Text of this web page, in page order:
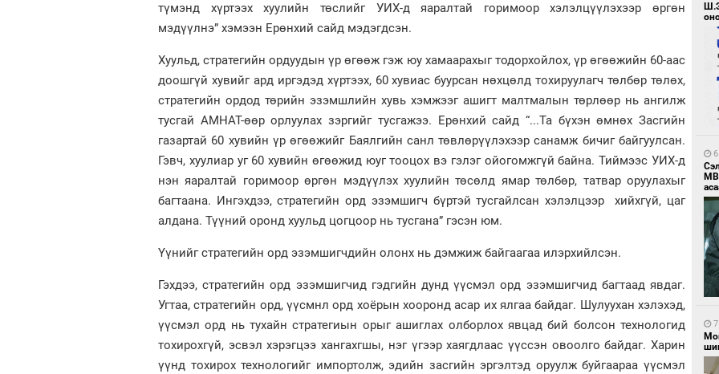
түмэнд хүртээх хуулийн төслийг УИХ-д яаралтай горимоор хэлэлцүүлэхээр өргөн
мэдүүлнэ” хэмээн Ерөнхий сайд мэдэгдсэн.
Хуульд, стратегийн ордуудын үр өгөөж гэж юу хамаарахыг тодорхойлох, үр өгөөжийн 60-аас
доошгүй хувийг ард иргэдэд хүртээх, 60 хувиас буурсан нөхцөлд тохируулагч төлбөр төлөх,
стратегийн ордод төрийн эзэмшлийн хувь хэмжээг ашигт малтмалын төрлөөр нь ангилж
тусгай АМНАТ-өөр орлуулах зэргийг тусгажээ. Ерөнхий сайд “...Та бүхэн өмнөх Засгийн
газартай 60 хувийн үр өгөөжийг Баялгийн санл төвлөрүүлэхээр санамж бичиг байгуулсан.
Гэвч, хуулиар уг 60 хувийн өгөөжид юуг тооцох вэ гэлэг ойогомжгүй байна. Тиймээс УИХ-д
нэн яаралтай горимоор өргөн мэдүүлэх хуулийн төсөлд ямар төлбөр, татвар оруулахыг
багтаана. Ингэхдээ, стратегийн орд эзэмшигч бүртэй тусгайлсан хэлэлцээр хийхгүй, цаг
алдана. Түүний оронд хуульд цогцоор нь тусгана” гэсэн юм.
Үүнийг стратегийн орд эзэмшигчдийн олонх нь дэмжиж байгаагаа илэрхийлсэн.
Гэхдээ, стратегийн орд эзэмшигчид гэдгийн дунд үүсмэл орд эзэмшигчид багтаад явдаг.
Угтаа, стратегийн орд, үүсмнл орд хоёрын хооронд асар их ялгаа байдаг. Шулуухан хэлэхэд,
үүсмэл орд нь тухайн стратегиын орыг ашиглах олборлох явцад бий болсон технологид
тохирохгүй, эсвэл хэрэгцээ хангахгшы, нэг үгээр хаягдлаас үүссэн овоолго байдаг. Харин
үүнд тохирох технологийг импортолж, эдийн засгийн эргэлтэд оруулж буйгаараа үүсмэл